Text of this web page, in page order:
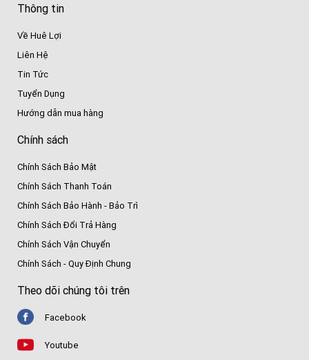
Thông tin
Về Huê Lợi
Liên Hệ
Tin Tức
Tuyển Dụng
Hướng dẫn mua hàng
Chính sách
Chính Sách Bảo Mật
Chính Sách Thanh Toán
Chính Sách Bảo Hành - Bảo Trì
Chính Sách Đổi Trả Hàng
Chính Sách Vận Chuyển
Chính Sách - Quy Định Chung
Theo dõi chúng tôi trên
Facebook
Youtube